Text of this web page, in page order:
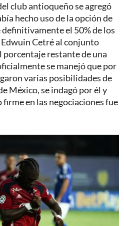
club antioqueño se agregó
hecho uso de la opción de
el 50% de los
Cetré al conjunto
restante de una
se manejó que por
varias posibilidades de
México, se indagó por él y
en las negociaciones fue